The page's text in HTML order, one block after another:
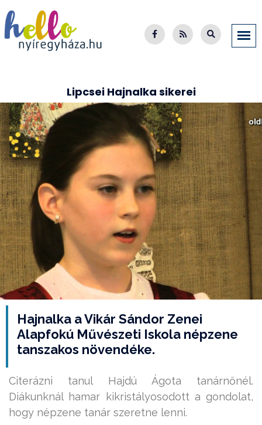
Lipcsei Hajnalka sikerei
Hajnalka a Vikár Sándor Zenei
Alapfokú Művészeti Iskola népzene
tanszakos növendéke.
Citerázni tanul Hajdú Ágota tanárnőnél.
Diákunknál hamar kikristályosodott a gondolat,
hogy népzene tanár szeretne lenni.